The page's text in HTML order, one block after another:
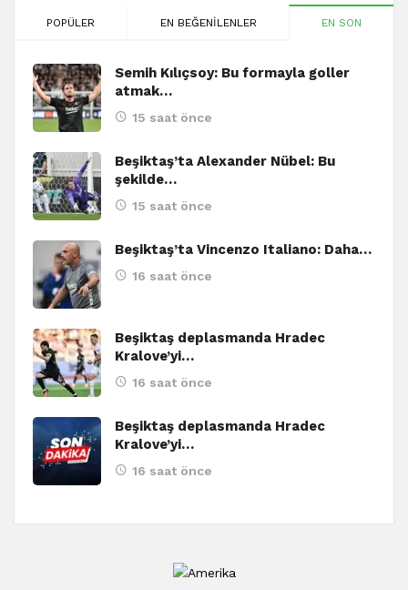
POPÜLER EN BEĞENILENLER EN SON
Semih Kılıçsoy: Bu formayla goller
atmak…
15 saat önce
Beşiktaş’ta Alexander Nübel: Bu
şekilde…
15 saat önce
Beşiktaş’ta Vincenzo Italiano: Daha…
16 saat önce
Beşiktaş deplasmanda Hradec
Kralove’yi…
16 saat önce
Beşiktaş deplasmanda Hradec
Kralove’yi…
16 saat önce